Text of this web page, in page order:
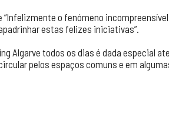
o fenómeno
estas felizes iniciativas”.
Algarve todos os dias é dada especial
pelos espaços comuns e em